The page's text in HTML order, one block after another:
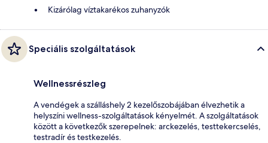
Kizárólag víztakarékos zuhanyzók
Speciális szolgáltatások
Wellnessrészleg
A vendégek a szálláshely 2 kezelőszobájában élvezhetik a
helyszíni wellness-szolgáltatások kényelmét. A szolgáltatások
között a következők szerepelnek: arckezelés, testtekercselés,
testradír és testkezelés.